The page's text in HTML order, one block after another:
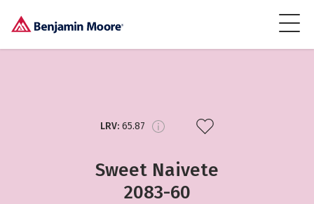
LRV: 65.87
Sweet Naivete
2083-60